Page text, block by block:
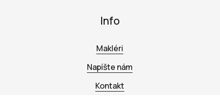
Info
Makléri
Napíšte nám
Kontakt